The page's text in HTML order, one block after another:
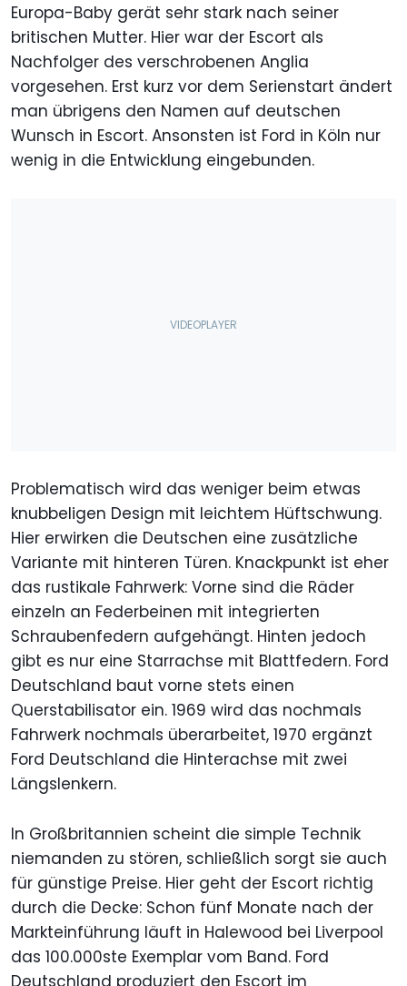
Europa-Baby gerät sehr stark nach seiner
britischen Mutter. Hier war der Escort als
Nachfolger des verschrobenen Anglia
vorgesehen. Erst kurz vor dem Serienstart ändert
man übrigens den Namen auf deutschen
Wunsch in Escort. Ansonsten ist Ford in Köln nur
wenig in die Entwicklung eingebunden.
Problematisch wird das weniger beim etwas
knubbeligen Design mit leichtem Hüftschwung.
Hier erwirken die Deutschen eine zusätzliche
Variante mit hinteren Türen. Knackpunkt ist eher
das rustikale Fahrwerk: Vorne sind die Räder
einzeln an Federbeinen mit integrierten
Schraubenfedern aufgehängt. Hinten jedoch
gibt es nur eine Starrachse mit Blattfedern. Ford
Deutschland baut vorne stets einen
Querstabilisator ein. 1969 wird das nochmals
Fahrwerk nochmals überarbeitet, 1970 ergänzt
Ford Deutschland die Hinterachse mit zwei
Längslenkern.
In Großbritannien scheint die simple Technik
niemanden zu stören, schließlich sorgt sie auch
für günstige Preise. Hier geht der Escort richtig
durch die Decke: Schon fünf Monate nach der
Markteinführung läuft in Halewood bei Liverpool
das 100.000ste Exemplar vom Band. Ford
Deutschland produziert den Escort im